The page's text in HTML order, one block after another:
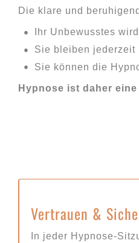
Die klare und
Ihr Unbewusstes
Sie bleiben jederzeit
Sie können die
Hypnose ist daher
Vertrauen &
In jeder Hypnose-